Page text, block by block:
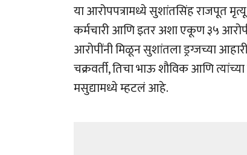
या आरोपपत्रामध्ये सुशांतसिंह राजपूत मृत्यू
कर्मचारी आणि इतर अशा एकूण ३५
आरोपींनी मिळून सुशांतला ड्रग्जच्या
चक्रवर्ती, तिचा भाऊ शौविक आणि
मसुद्यामध्ये म्हटलं आहे.